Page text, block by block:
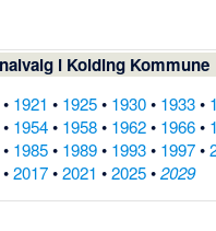
i Kolding Kommune
• 1921 • 1925• 1930• 1933•
• 1954• 1958• 1962• 1966•
• 1985• 1989• 1993• 1997•
•2017•2021 •2025•2029